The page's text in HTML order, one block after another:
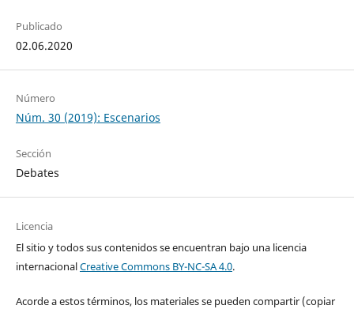
Publicado
02.06.2020
Número
Núm. 30 (2019): Escenarios
Sección
Debates
Licencia
El sitio y todos sus contenidos se encuentran bajo una licencia
internacionalCreative Commons BY-NC-SA 4.0.
Acorde a estos términos, los materiales se pueden compartir (copiar